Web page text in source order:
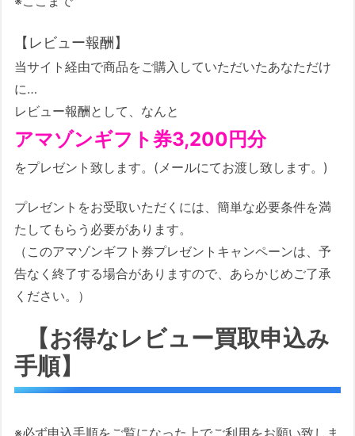
【レビュー報酬】
当サイト経由で商品をご購入していただいたあなただけ
に…
レビュー報酬として、なんと
アマゾンギフト券3,200円分
をプレゼント致します。(メールにてお渡し致します。)
プレゼントをお受取いただくには、簡単な必要条件を満
たしてもらう必要があります。
（このアマゾンギフト券プレゼントキャンペーンは、予
告なく終了する場合がありますので、あらかじめご了承
ください。）
【お得なレビュー買取申込み
手順】